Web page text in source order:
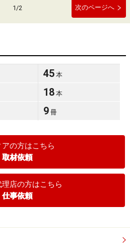
1/2 次のページへ
45 本
18 本
9 冊
アの方はこちら
取材依頼
店の方はこちら
仕事依頼